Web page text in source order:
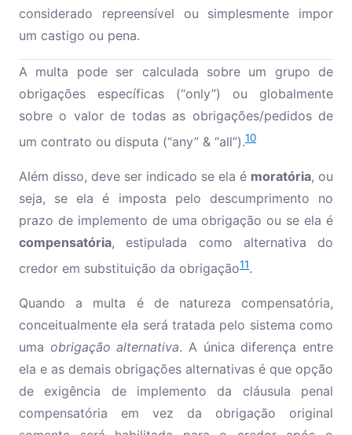
considerado repreensível ou simplesmente impor
um castigo ou pena.
A multa pode ser calculada sobre um grupo de
obrigações específicas (“only”) ou globalmente
sobre o valor de todas as obrigações/pedidos de
um contrato ou disputa (“any” & “all”).10
Além disso, deve ser indicado se ela é moratória, ou
seja, se ela é imposta pelo descumprimento no
prazo de implemento de uma obrigação ou se ela é
compensatória, estipulada como alternativa do
credor em substituição da obrigação11.
Quando a multa é de natureza compensatória,
conceitualmente ela será tratada pelo sistema como
uma obrigação alternativa. A única diferença entre
ela e as demais obrigações alternativas é que opção
de exigência de implemento da cláusula penal
compensatória em vez da obrigação original